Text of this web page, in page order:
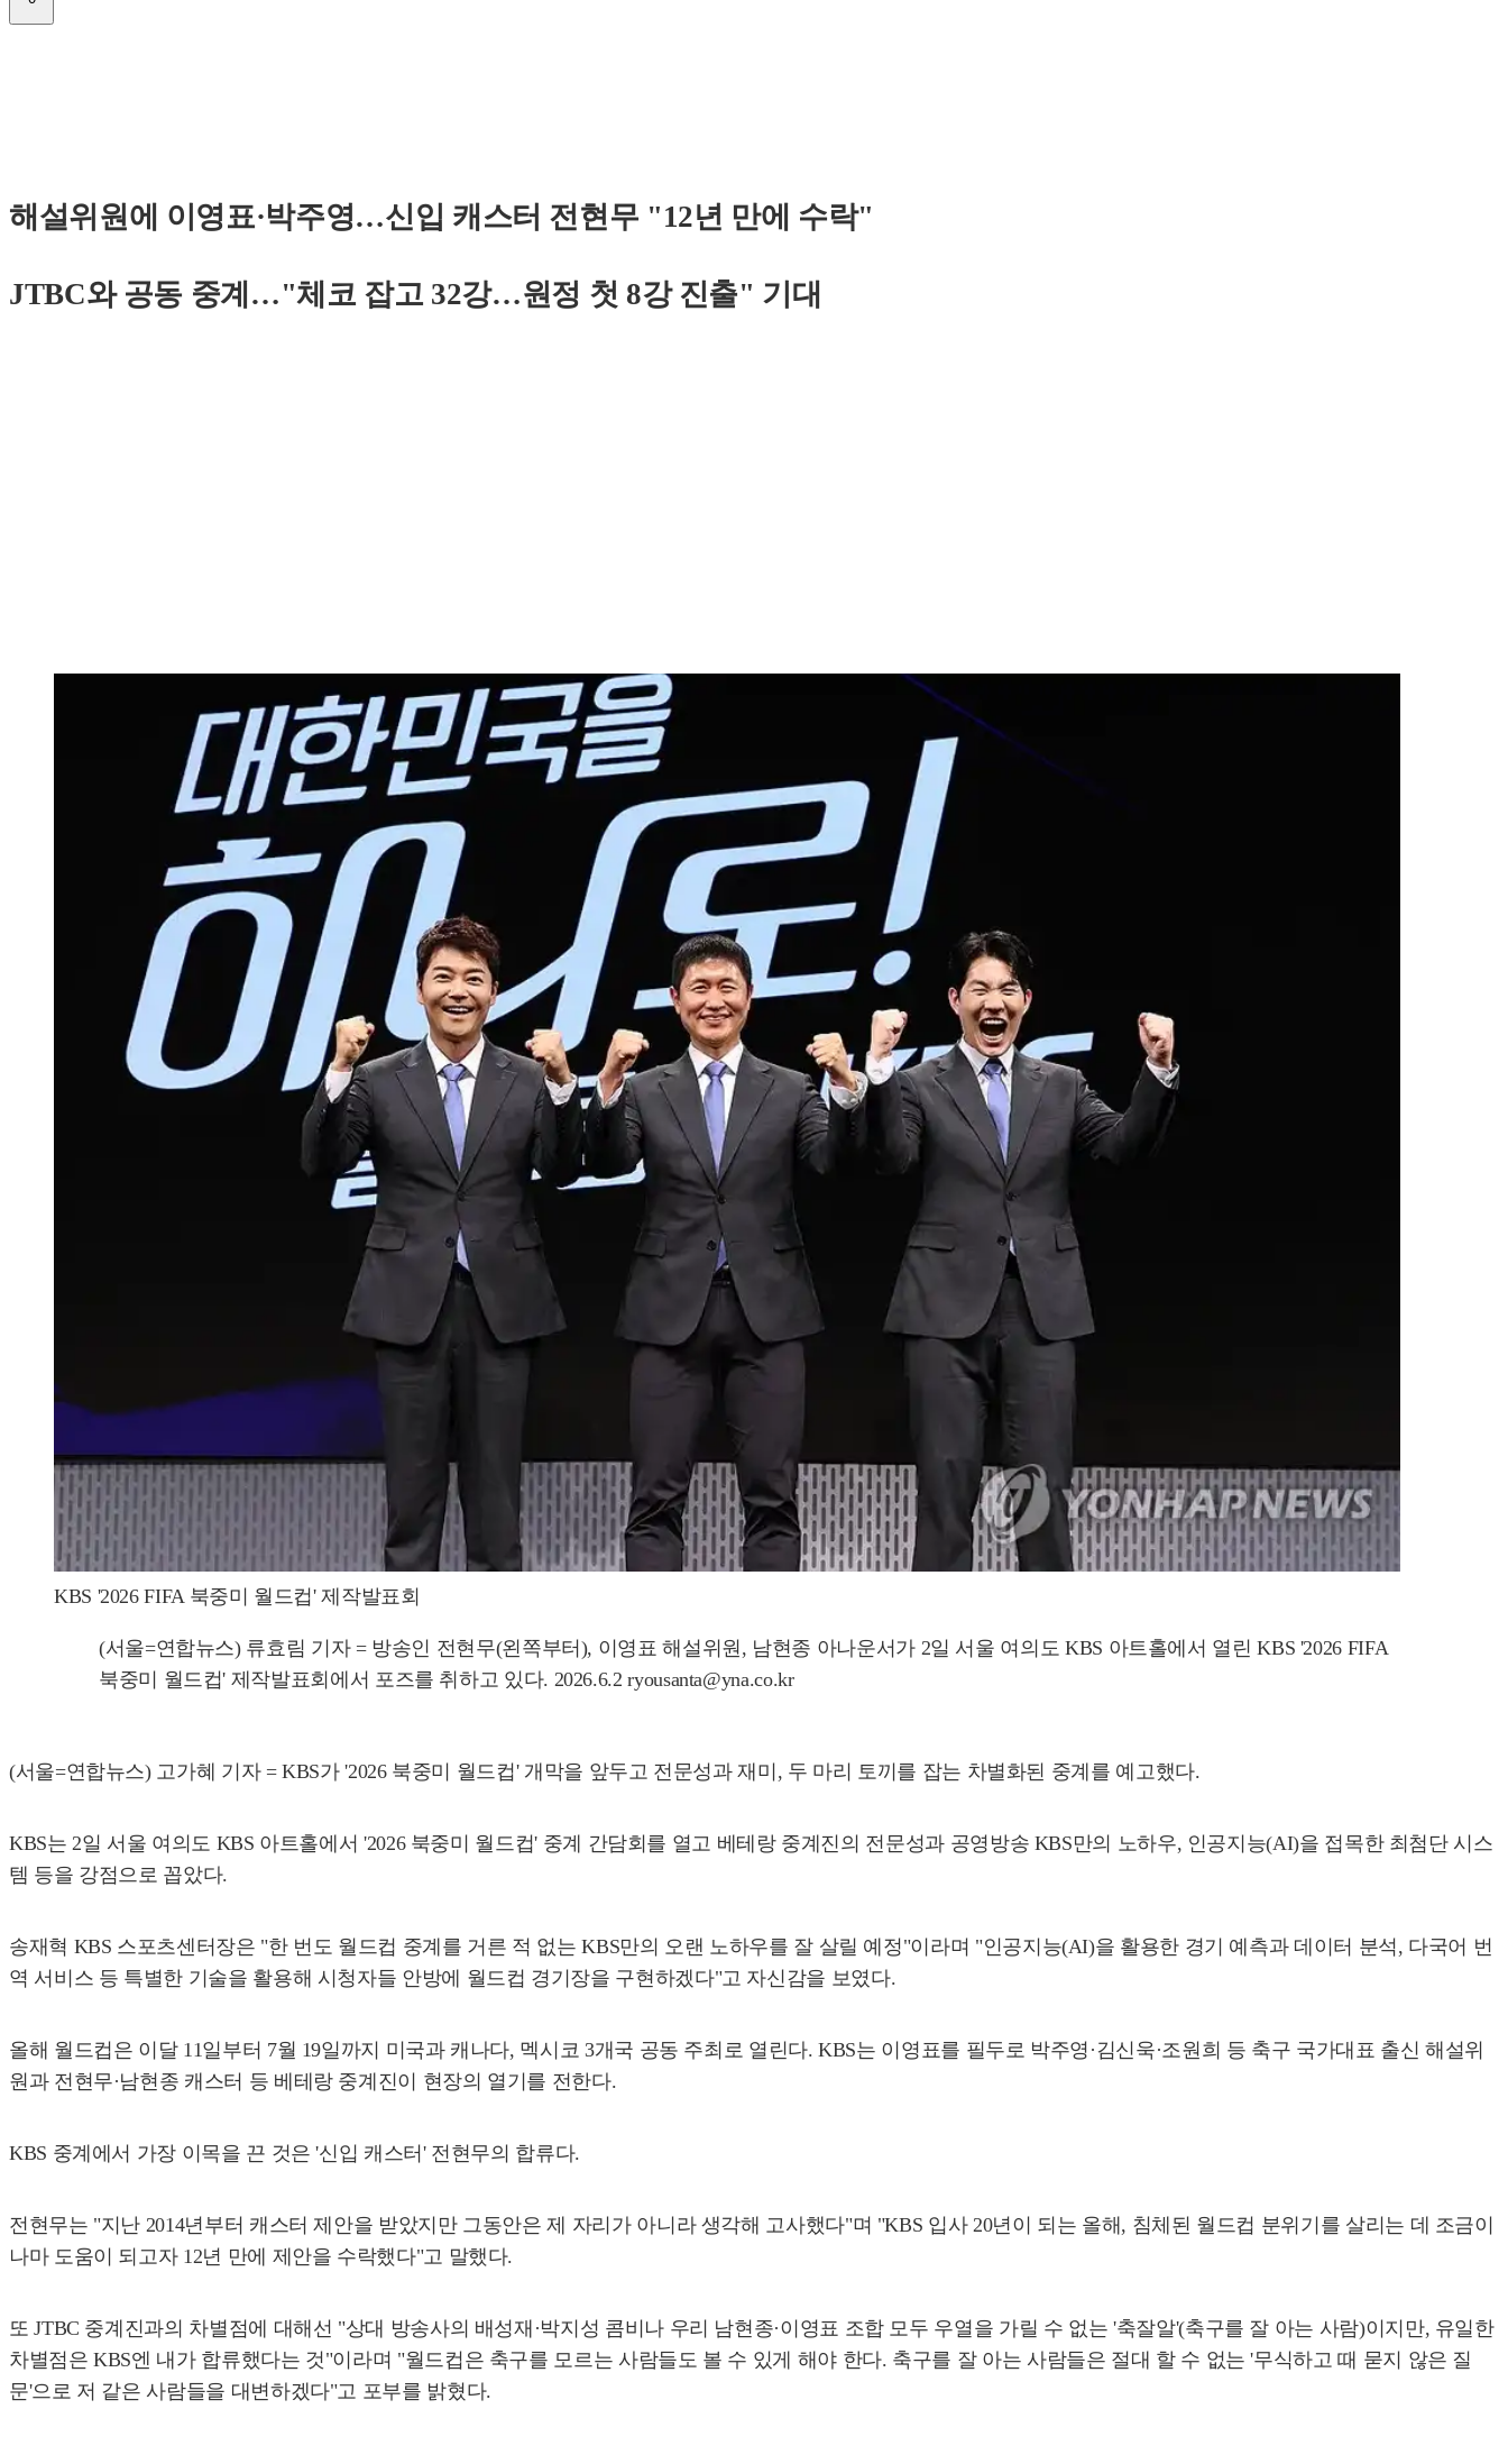
해설위원에 이영표·박주영…신입 캐스터 전현무 "12년 만에 수락"
JTBC와 공동 중계…"체코 잡고 32강…원정 첫 8강 진출" 기대
KBS '2026 FIFA 북중미 월드컵' 제작발표회
(서울=연합뉴스) 류효림 기자 = 방송인 전현무(왼쪽부터), 이영표 해설위원, 남현종 아나운서가 2일 서울 여의도 KBS 아트홀에서 열린 KBS '2026 FIFA
북중미 월드컵' 제작발표회에서 포즈를 취하고 있다. 2026.6.2 ryousanta@yna.co.kr
(서울=연합뉴스) 고가혜 기자 = KBS가 '2026 북중미 월드컵' 개막을 앞두고 전문성과 재미, 두 마리 토끼를 잡는 차별화된 중계를 예고했다.
KBS는 2일 서울 여의도 KBS 아트홀에서 '2026 북중미 월드컵' 중계 간담회를 열고 베테랑 중계진의 전문성과 공영방송 KBS만의 노하우, 인공지능(AI)을 접목한 최첨단 시스
템 등을 강점으로 꼽았다.
송재혁 KBS 스포츠센터장은 "한 번도 월드컵 중계를 거른 적 없는 KBS만의 오랜 노하우를 잘 살릴 예정"이라며 "인공지능(AI)을 활용한 경기 예측과 데이터 분석, 다국어 번
역 서비스 등 특별한 기술을 활용해 시청자들 안방에 월드컵 경기장을 구현하겠다"고 자신감을 보였다.
올해 월드컵은 이달 11일부터 7월 19일까지 미국과 캐나다, 멕시코 3개국 공동 주최로 열린다. KBS는 이영표를 필두로 박주영·김신욱·조원희 등 축구 국가대표 출신 해설위
원과 전현무·남현종 캐스터 등 베테랑 중계진이 현장의 열기를 전한다.
KBS 중계에서 가장 이목을 끈 것은 '신입 캐스터' 전현무의 합류다.
전현무는 "지난 2014년부터 캐스터 제안을 받았지만 그동안은 제 자리가 아니라 생각해 고사했다"며 "KBS 입사 20년이 되는 올해, 침체된 월드컵 분위기를 살리는 데 조금이
나마 도움이 되고자 12년 만에 제안을 수락했다"고 말했다.
또 JTBC 중계진과의 차별점에 대해선 "상대 방송사의 배성재·박지성 콤비나 우리 남현종·이영표 조합 모두 우열을 가릴 수 없는 '축잘알'(축구를 잘 아는 사람)이지만, 유일한
차별점은 KBS엔 내가 합류했다는 것"이라며 "월드컵은 축구를 모르는 사람들도 볼 수 있게 해야 한다. 축구를 잘 아는 사람들은 절대 할 수 없는 '무식하고 때 묻지 않은 질
문'으로 저 같은 사람들을 대변하겠다"고 포부를 밝혔다.